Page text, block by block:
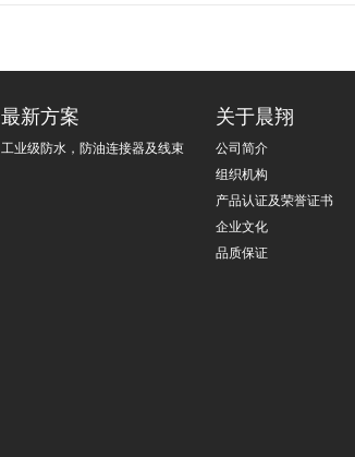
最新方案
工业级防水，防油连接器及线束
关于晨翔
公司简介
组织机构
产品认证及荣誉证书
企业文化
品质保证